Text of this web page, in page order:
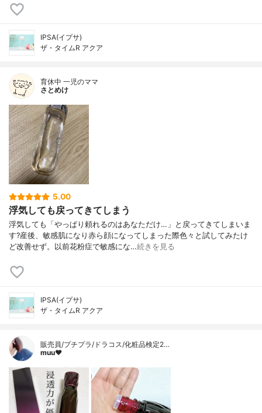
IPSA(イプサ)
ザ・タイムR アクア
育休中 一児のママ
さとめけ
5.00
浮気しても戻ってきてしまう
浮気しても「やっぱり頼れるのはあなただけ…」と戻ってきてしまいま
す?産後、敏感肌になり赤ら顔になってしまった際色々と試してみたけ
ど改善せず。以前花粉症で敏感にな…続きを見る
IPSA(イプサ)
ザ・タイムR アクア
販売員/プチプラ/ドラコス/化粧品検定2…
muu❤︎